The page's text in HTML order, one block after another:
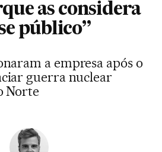
as considera
público”
a empresa após o
guerra nuclear
Norte